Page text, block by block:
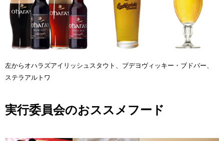
左からオハラズアイリッシュスタウト、ブデヨヴィッキー・ブドバー、
ステラアルトワ
実行委員会のおススメフード